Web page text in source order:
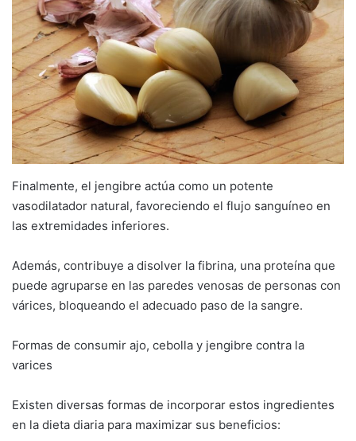
Finalmente, el jengibre actúa como un potente
vasodilatador natural, favoreciendo el flujo sanguíneo en
las extremidades inferiores.
Además, contribuye a disolver la fibrina, una proteína que
puede agruparse en las paredes venosas de personas con
várices, bloqueando el adecuado paso de la sangre.
Formas de consumir ajo, cebolla y jengibre contra la
varices
Existen diversas formas de incorporar estos ingredientes
en la dieta diaria para maximizar sus beneficios: